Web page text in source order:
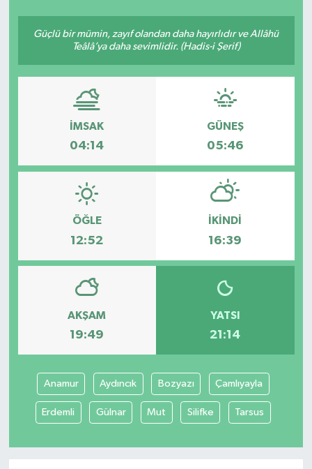
Güçlü bir mümin, zayıf olandan daha hayırlıdır ve Allâhü
Teâlâ’ya daha sevimlidir. (Hadis-i Şerif)
İMSAK
04:14
GÜNEŞ
05:46
ÖĞLE
12:52
İKINDI
16:39
AKŞAM
19:49
YATSI
21:14
Anamur Aydıncık Bozyazı Çamlıyayla
Erdemli Gülnar Mut Silifke Tarsus